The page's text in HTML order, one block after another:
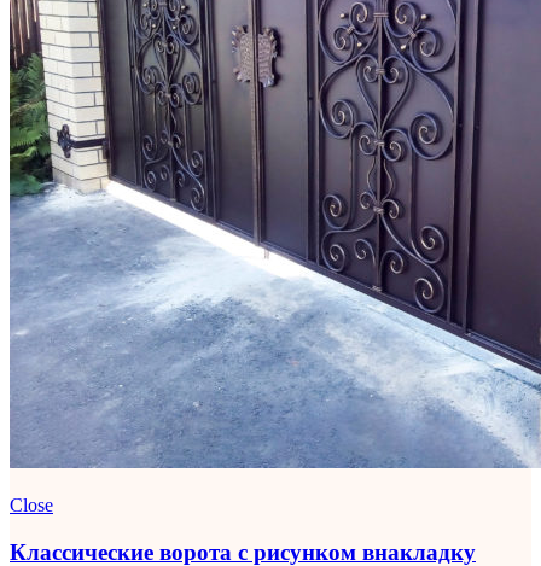
Close
Классические ворота с рисунком внакладку